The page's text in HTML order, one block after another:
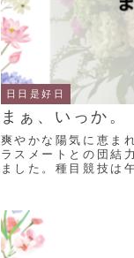
日日是好日
まぁ、いっか。
爽やかな陽気に恵ま
ラスメートとの団結
ました。種目競技は
ンチに出かけまし